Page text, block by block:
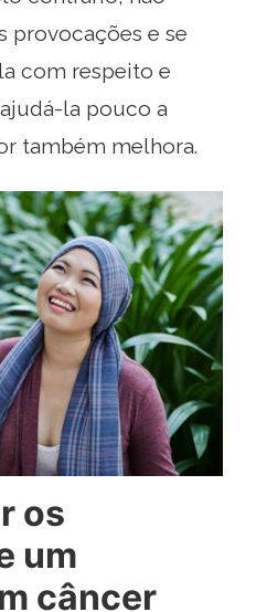
provocações e se
com respeito e
la pouco a
também melhora.
os
um
câncer